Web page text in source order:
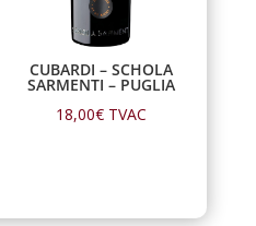
CUBARDI – SCHOLA
SARMENTI – PUGLIA
18,00€ TVAC